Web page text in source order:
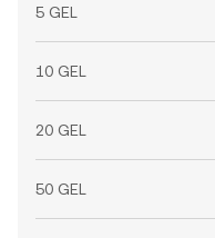
5 GEL
10 GEL
20 GEL
50 GEL